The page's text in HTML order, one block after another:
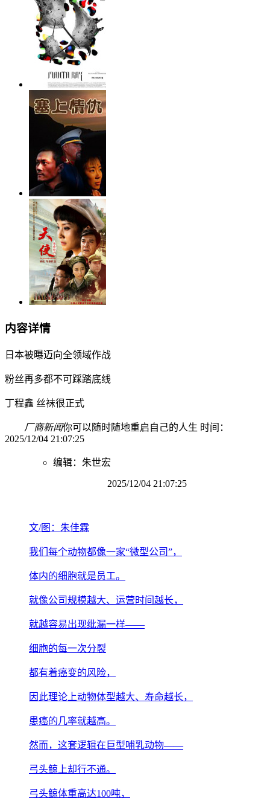
内容详情
日本被曝迈向全领域作战
粉丝再多都不可踩踏底线
丁程鑫 丝袜很正式
厂商新闻你可以随时随地重启自己的人生 时间：
2025/12/04 21:07:25
编辑：朱世宏
2025/12/04 21:07:25
文/图：朱佳霖
我们每个动物都像一家“微型公司”，
体内的细胞就是员工。
就像公司规模越大、运营时间越长，
就越容易出现纰漏一样——
细胞的每一次分裂
都有着癌变的风险，
因此理论上动物体型越大、寿命越长，
患癌的几率就越高。
然而，这套逻辑在巨型哺乳动物——
弓头鲸上却行不通。
弓头鲸体重高达100吨，